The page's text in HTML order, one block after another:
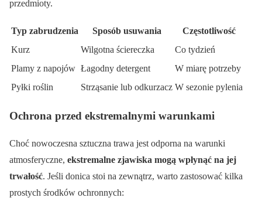
przedmioty.
Typ zabrudzenia Sposób usuwania
Częstotliwość
Kurz
Wilgotna ściereczka
Co tydzień
Plamy z napojów Łagodny detergent
W miarę potrzeby
Pyłki roślin
Strząsanie lub odkurzacz W sezonie pylenia
Ochrona przed ekstremalnymi warunkami
Choć nowoczesna sztuczna trawa jest odporna na warunki
atmosferyczne, ekstremalne zjawiska mogą wpłynąć na jej
trwałość. Jeśli donica stoi na zewnątrz, warto zastosować kilka
prostych środków ochronnych: